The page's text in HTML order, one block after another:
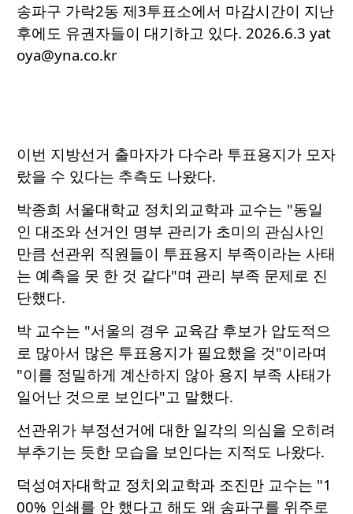
송파구 가락2동 제3투표소에서 마감시간이 지난
후에도 유권자들이 대기하고 있다. 2026.6.3 yat
oya@yna.co.kr
이번 지방선거 출마자가 다수라 투표용지가 모자
랐을 수 있다는 추측도 나왔다.
박종희 서울대학교 정치외교학과 교수는 "동일
인 대조와 선거인 명부 관리가 초미의 관심사인
만큼 선관위 직원들이 투표용지 부족이라는 사태
는 예측을 못 한 것 같다"며 관리 부족 문제로 진
단했다.
박 교수는 "서울의 경우 교육감 후보가 압도적으
로 많아서 많은 투표용지가 필요했을 것"이라며
"이를 정밀하게 계산하지 않아 용지 부족 사태가
일어난 것으로 보인다"고 말했다.
선관위가 부정선거에 대한 일각의 의심을 오히려
부추기는 듯한 모습을 보인다는 지적도 나왔다.
덕성여자대학교 정치외교학과 조진만 교수는 "1
00% 인쇄를 안 했다고 해도 왜 송파구를 위주로